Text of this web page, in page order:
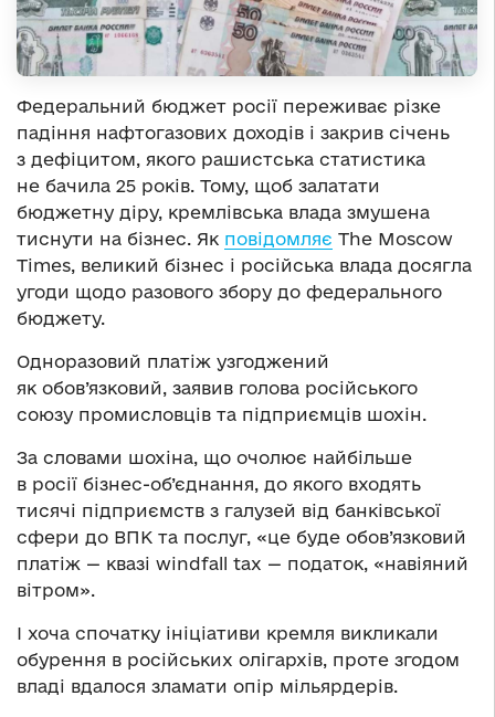
Федеральний бюджет росії переживає різке
падіння нафтогазових доходів і закрив січень
з дефіцитом, якого рашистська статистика
не бачила 25 років. Тому, щоб залатати
бюджетну діру, кремлівська влада змушена
тиснути на бізнес. Як повідомляє The Moscow
Times, великий бізнес і російська влада досягла
угоди щодо разового збору до федерального
бюджету.
Одноразовий платіж узгоджений
як обов’язковий, заявив голова російського
союзу промисловців та підприємців шохін.
За словами шохіна, що очолює найбільше
в росії бізнес-об’єднання, до якого входять
тисячі підприємств з галузей від банківської
сфери до ВПК та послуг, «це буде обов’язковий
платіж — квазі windfall tax — податок, «навіяний
вітром».
І хоча спочатку ініціативи кремля викликали
обурення в російських олігархів, проте згодом
владі вдалося зламати опір мільярдерів.